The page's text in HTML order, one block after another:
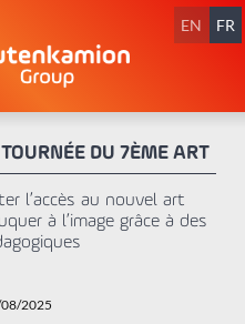
EN FR
DU 7ÈME ART
l’accès au nouvel art
à l’image grâce à des
2025